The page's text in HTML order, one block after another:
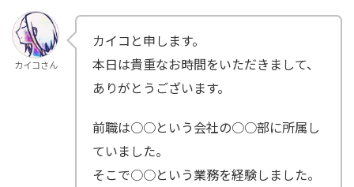
カイコさん
カイコと申します。
本日は貴重なお時間をいただきまして、
ありがとうございます。
前職は○○という会社の○○部に所属し
ていました。
そこで○○という業務を経験しました。